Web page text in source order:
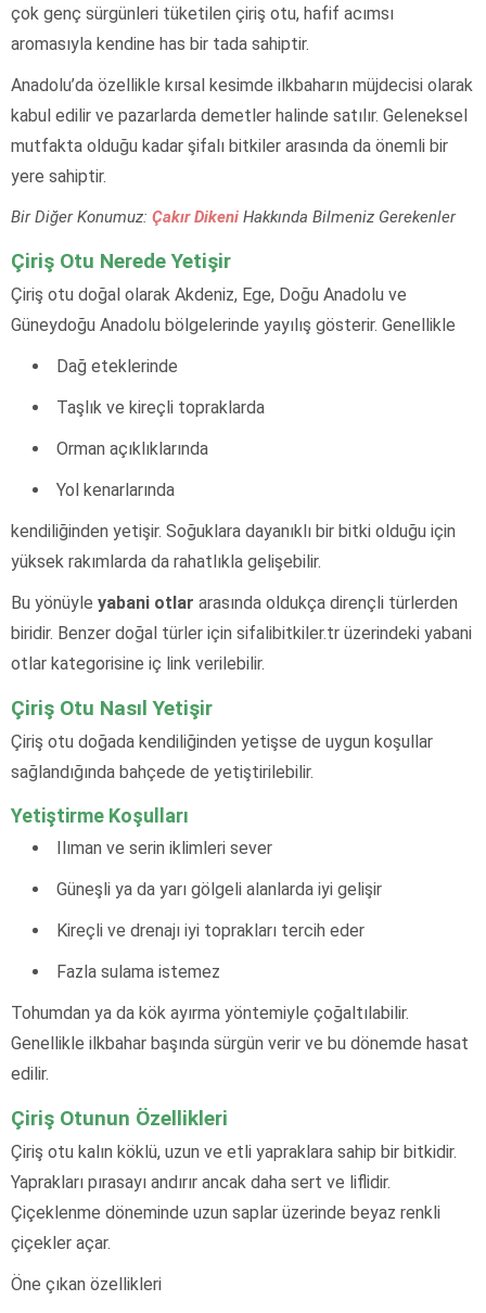
çok genç sürgünleri tüketilen çiriş otu, hafif acımsı
aromasıyla kendine has bir tada sahiptir.
Anadolu’da özellikle kırsal kesimde ilkbaharın müjdecisi olarak
kabul edilir ve pazarlarda demetler halinde satılır. Geleneksel
mutfakta olduğu kadar şifalı bitkiler arasında da önemli bir
yere sahiptir.
Bir Diğer Konumuz: Çakır Dikeni Hakkında Bilmeniz Gerekenler
Çiriş Otu Nerede Yetişir
Çiriş otu doğal olarak Akdeniz, Ege, Doğu Anadolu ve
Güneydoğu Anadolu bölgelerinde yayılış gösterir. Genellikle
Dağ eteklerinde
Taşlık ve kireçli topraklarda
Orman açıklıklarında
Yol kenarlarında
kendiliğinden yetişir. Soğuklara dayanıklı bir bitki olduğu için
yüksek rakımlarda da rahatlıkla gelişebilir.
Bu yönüyle yabani otlar arasında oldukça dirençli türlerden
biridir. Benzer doğal türler için sifalibitkiler.tr üzerindeki yabani
otlar kategorisine iç link verilebilir.
Çiriş Otu Nasıl Yetişir
Çiriş otu doğada kendiliğinden yetişse de uygun koşullar
sağlandığında bahçede de yetiştirilebilir.
Yetiştirme Koşulları
Ilıman ve serin iklimleri sever
Güneşli ya da yarı gölgeli alanlarda iyi gelişir
Kireçli ve drenajı iyi toprakları tercih eder
Fazla sulama istemez
Tohumdan ya da kök ayırma yöntemiyle çoğaltılabilir.
Genellikle ilkbahar başında sürgün verir ve bu dönemde hasat
edilir.
Çiriş Otunun Özellikleri
Çiriş otu kalın köklü, uzun ve etli yapraklara sahip bir bitkidir.
Yaprakları pırasayı andırır ancak daha sert ve liflidir.
Çiçeklenme döneminde uzun saplar üzerinde beyaz renkli
çiçekler açar.
Öne çıkan özellikleri